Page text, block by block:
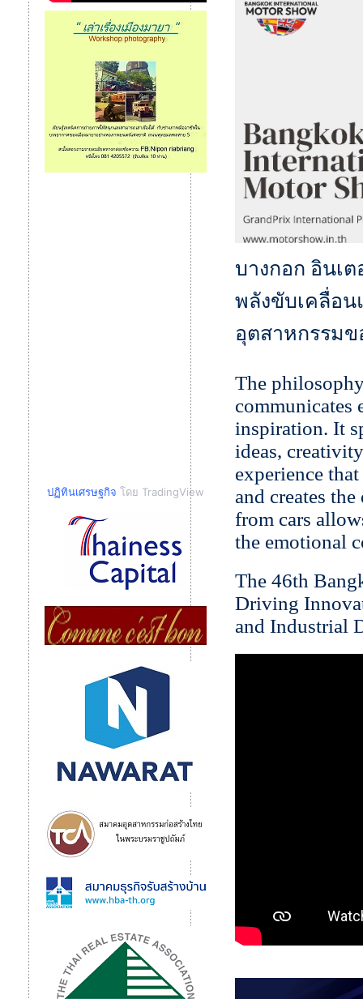
ปฏิทินเศรษฐกิจ โดย TradingView
บางกอก อินเ
พลังขับเคลื่อน
อุตสาหกรรมข
The
communicates
inspiration. It
ideas,
experience
and creates
from cars
the emotional
The 46th
Driving
and Industrial